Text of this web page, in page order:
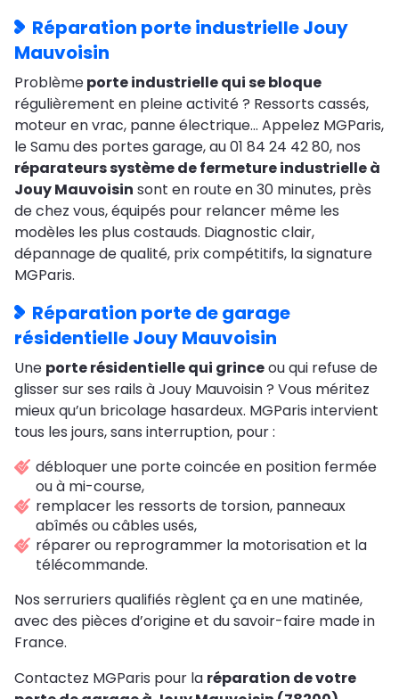
Réparation porte industrielle Jouy
Mauvoisin
Problèmeporte industrielle qui se bloque
régulièrement en pleine activité ? Ressorts cassés,
moteur en vrac, panne électrique… Appelez MGParis,
le Samu des portes garage, au 01 84 24 42 80, nos
réparateurs système de fermeture industrielle à
Jouy Mauvoisin sont en route en 30 minutes, près
de chez vous, équipés pour relancer même les
modèles les plus costauds. Diagnostic clair,
dépannage de qualité, prix compétitifs, la signature
MGParis.
Réparation porte de garage
résidentielle Jouy Mauvoisin
Une porte résidentielle qui grinceou qui refuse de
glisser sur ses rails à Jouy Mauvoisin ? Vous méritez
mieux qu’un bricolage hasardeux. MGParis intervient
tous les jours, sans interruption, pour :
débloquer une porte coincée en position fermée
ou à mi-course,
remplacer les ressorts de torsion, panneaux
abîmés ou câbles usés,
réparer ou reprogrammer la motorisation et la
télécommande.
Nos serruriers qualifiés règlent ça en une matinée,
avec des pièces d’origine et du savoir-faire made in
France.
Contactez MGParis pour la réparation de votre